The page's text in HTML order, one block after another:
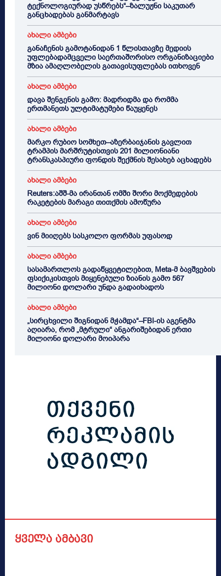
ტექნოლოგიურად უსწრებს“–ზალუჟნი საკუთარ
განცხადებას განმარტავს
ახალი ამბები
განაჩენის გამოტანიდან 1 წლისთავზე მედიის
უფლებადამცველი საერთაშორისო ორგანიზაციები
მზია ამაღლობელის გათავისუფლებას ითხოვენ
ახალი ამბები
დავა შენგენის გამო: მადრიდმა და რომმა
ერთმანეთს ულტიმატუმები წაუყენეს
ახალი ამბები
მარკო რუბიო სომხეთ–აზერბაიჯანის გავლით
ტრამპის მარშრუტისთვის 201 მილიონიანი
ტრანსკასპიური ფონდის შექმნის შესახებ აცხადებს
ახალი ამბები
Reuters:აშშ-მა ირანთან ომში შორი მოქმედების
რაკეტების მარაგი თითქმის ამოწურა
ახალი ამბები
ვინ მიიღებს სასკოლო ფორმას უფასოდ
ახალი ამბები
სასამართლოს გადაწყვეტილებით, Meta-მ ბავშვების
ფსიქიკისთვის მიყენებული ზიანის გამო 567
მილიონი დოლარი უნდა გადაიხადოს
ახალი ამბები
„სირცხვილი შიგნიდან მჭამდა“–FBI-ის აგენტმა
აღიარა, რომ „მტრული“ ანგარიშებიდან ერთი
მილიონი დოლარი მოიპარა
ყველა ამბავი